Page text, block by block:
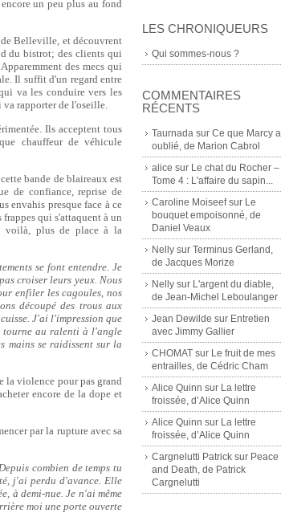
LES CHRONIQUEURS
Qui sommes-nous ?
COMMENTAIRES
RÉCENTS
Taurnada sur Ce que Marcy a
oublié, de Marion Cabrol
alice sur Le chat du Rocher –
Tome 4 : L'affaire du sapin...
Caroline Moiseefsur Le
bouquet empoisonné, de
Daniel Veaux
Nelly sur Terminus Gerland,
de Jacques Morize
Nelly sur L'argent du diable,
de Jean-Michel Leboulanger
Jean Dewilde sur Entretien
avec Jimmy Gallier
CHOMAT sur Le fruit de mes
entrailles, de Cédric Cham
Alice Quinn sur La lettre
froissée, d’Alice Quinn
Alice Quinn sur La lettre
froissée, d’Alice Quinn
Cargnelutti Patrick sur Peace
and Death, de Patrick
Cargnelutti
un peu plus au fond
de Belleville, et découvrent
du bistrot; des clients qui
des mecs qui
Il suffit d'un regard entre
va les conduire vers les
va rapporter de l'oseille.
Ils acceptent tous
chauffeur de véhicule
bande de blaireaux est
de confiance, reprise de
envahis presque face à ce
qui s'attaquent à un
voilà, plus de place à la
se font entendre. Je
croiser leurs yeux. Nous
enfiler les cagoules, nos
découpé des trous aux
J'ai l'impression que
tourne au ralenti à l'angle
mains se raidissent sur la
la violence pour pas grand
encore de la dope et
par la rupture avec sa
combien de temps tu
j'ai perdu d'avance. Elle
à demi-nue. Je n'ai même
moi une porte ouverte